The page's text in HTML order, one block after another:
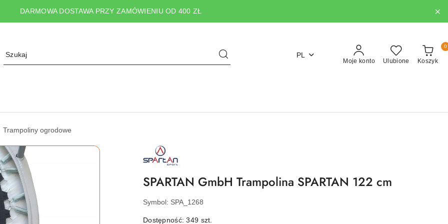
DARMOWA DOSTAWA PRZY ZAMÓWIENIU OD 400 ZŁ
PL
Moje konto Ulubione Koszyk
0
Trampoliny ogrodowe
NAZWA
PRODUCENTA:
SPARTAN
SPARTAN GmbH Trampolina SPARTAN 122 cm
Symbol: SPA_1268
Dostępność:349 szt.